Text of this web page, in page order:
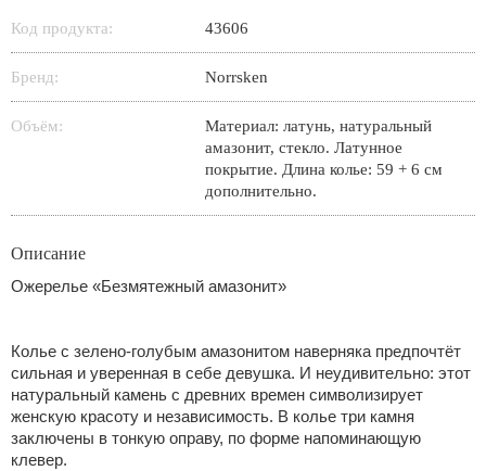
Код продукта: 43606
Бренд: Norrsken
Объём:
Материал: латунь, натуральный
амазонит, стекло. Латунное
покрытие. Длина колье: 59 + 6 см
дополнительно.
Описание
Ожерелье «Безмятежный амазонит»
Колье с зелено-голубым амазонитом наверняка предпочтёт
сильная и уверенная в себе девушка. И неудивительно: этот
натуральный камень с древних времен символизирует
женскую красоту и независимость. В колье три камня
заключены в тонкую оправу, по форме напоминающую
клевер.